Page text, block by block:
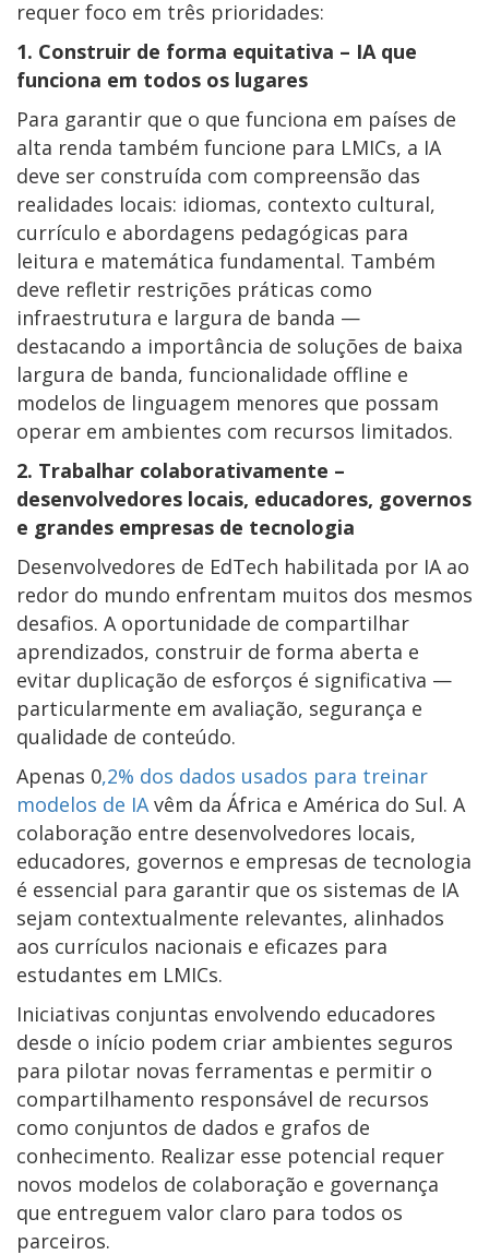
requer foco em três prioridades:
1. Construir de forma equitativa – IA que
funciona em todos os lugares
Para garantir que o que funciona em países de
alta renda também funcione para LMICs, a IA
deve ser construída com compreensão das
realidades locais: idiomas, contexto cultural,
currículo e abordagens pedagógicas para
leitura e matemática fundamental. Também
deve refletir restrições práticas como
infraestrutura e largura de banda —
destacando a importância de soluções de baixa
largura de banda, funcionalidade offline e
modelos de linguagem menores que possam
operar em ambientes com recursos limitados.
2. Trabalhar colaborativamente –
desenvolvedores locais, educadores, governos
e grandes empresas de tecnologia
Desenvolvedores de EdTech habilitada por IA ao
redor do mundo enfrentam muitos dos mesmos
desafios. A oportunidade de compartilhar
aprendizados, construir de forma aberta e
evitar duplicação de esforços é significativa —
particularmente em avaliação, segurança e
qualidade de conteúdo.
Apenas 0,2% dos dados usados para treinar
modelos de IAvêm da África e América do Sul. A
colaboração entre desenvolvedores locais,
educadores, governos e empresas de tecnologia
é essencial para garantir que os sistemas de IA
sejam contextualmente relevantes, alinhados
aos currículos nacionais e eficazes para
estudantes em LMICs.
Iniciativas conjuntas envolvendo educadores
desde o início podem criar ambientes seguros
para pilotar novas ferramentas e permitir o
compartilhamento responsável de recursos
como conjuntos de dados e grafos de
conhecimento. Realizar esse potencial requer
novos modelos de colaboração e governança
que entreguem valor claro para todos os
parceiros.